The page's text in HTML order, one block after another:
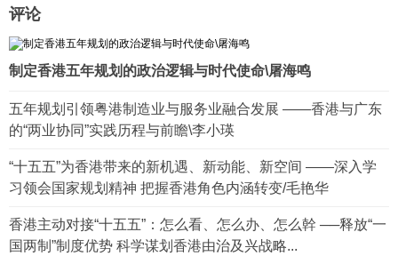
评论
制定香港五年规划的政治逻辑与时代使命\屠海鸣
五年规划引领粤港制造业与服务业融合发展 ——香港与广东
的“两业协同”实践历程与前瞻\李小瑛
“十五五”为香港带来的新机遇、新动能、新空间 ——深入学
习领会国家规划精神 把握香港角色内涵转变/毛艳华
香港主动对接“十五五”：怎么看、怎么办、怎么幹 ──释放“一
国两制”制度优势 科学谋划香港由治及兴战略...